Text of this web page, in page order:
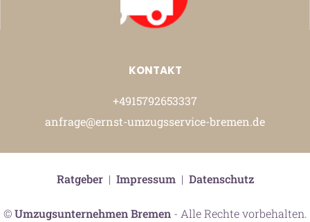
KONTAKT
+4915792653337
anfrage@ernst-umzugsservice-bremen.de
©Umzugsunternehmen Bremen- Alle Rechte vorbehalten.
Ratgeber| Impressum| Datenschutz